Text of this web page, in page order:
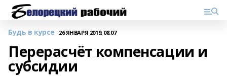
Будь в курсе 26 ЯНВАРЯ 2019, 08:07
Перерасчёт компенсации и
субсидии